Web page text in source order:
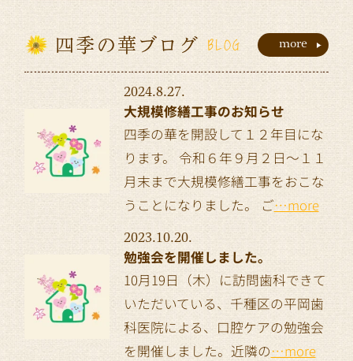
more
四季の華ブログ BLOG
2024.8.27.
大規模修繕工事のお知らせ
四季の華を開設して１２年目にな
ります。 令和６年９月２日～１１
月末まで大規模修繕工事をおこな
うことになりました。 ご…more
2023.10.20.
勉強会を開催しました。
10月19日（木）に訪問歯科できて
いただいている、千種区の平岡歯
科医院による、口腔ケアの勉強会
を開催しました。近隣の…more